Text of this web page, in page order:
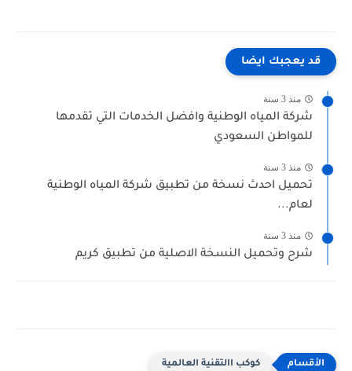
قد يعجبك ايضا
منذ 3 سنة
شركة المياه الوطنية وافضل الخدمات التي تقدمها
للمواطن السعودي
منذ 3 سنة
تحميل احدث نسخة من تطبيق شركة المياه الوطنية
لعام...
منذ 3 سنة
شرح وتحميل النسخة الاصلية من تطبيق كريم
كوكب االتقنية العالمية